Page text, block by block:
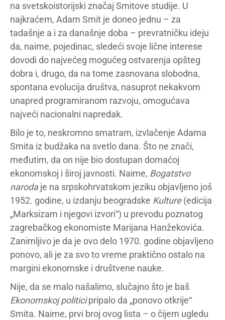
na svetskoistorijski značaj Smitove studije. U
najkraćem, Adam Smit je doneo jednu – za
tadašnje a i za današnje doba – prevratničku ideju
da, naime, pojedinac, sledeći svoje lične interese
dovodi do najvećeg mogućeg ostvarenja opšteg
dobra i, drugo, da na tome zasnovana slobodna,
spontana evolucija društva, nasuprot nekakvom
unapred programiranom razvoju, omogućava
najveći nacionalni napredak.
Bilo je to, neskromno smatram, izvlačenje Adama
Smita iz budžaka na svetlo dana. Što ne znači,
međutim, da on nije bio dostupan domaćoj
ekonomskoj i široj javnosti. Naime, Bogatstvo
narodaje na srpskohrvatskom jeziku objavljeno još
1952. godine, u izdanju beogradske Kulture(edicija
„Marksizam i njegovi izvori“) u prevodu poznatog
zagrebačkog ekonomiste Marijana Hanžekovića.
Zanimljivo je da je ovo delo 1970. godine objavljeno
ponovo, ali je za svo to vreme praktično ostalo na
margini ekonomske i društvene nauke.
Nije, da se malo našalimo, slučajno što je baš
Ekonomskoj politicipripalo da „ponovo otkrije“
Smita. Naime, prvi broj ovog lista – o čijem ugledu